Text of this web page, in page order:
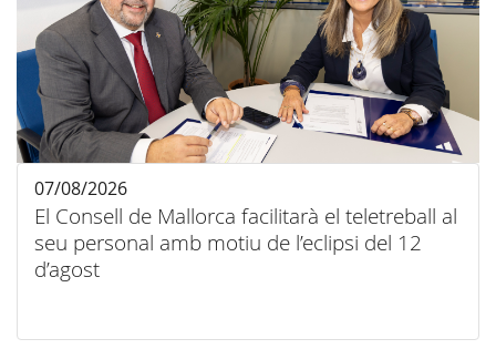
El Consell de Mallorca facilitarà el teletreball al
seu personal amb motiu de l’eclipsi del 12
d’agost
07/08/2026